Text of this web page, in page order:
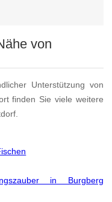
von
Unterstützung von
finden Sie viele weitere
in Burgberg